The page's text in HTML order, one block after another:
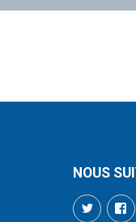
NOUS
Twitter